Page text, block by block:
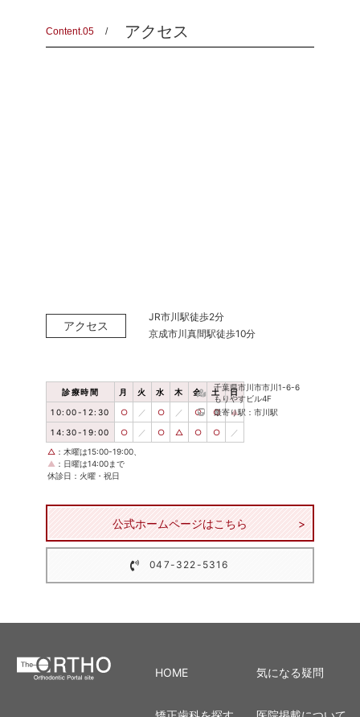
Content.05 アクセス
アクセス
JR市川駅徒歩2分
京成市川真間駅徒歩10分
診療時間 月 火 水 木 金 土 日
10:00-12:30 ○ ／ ○ ／ ○ ○ ▲
14:30-19:00 ○ ／ ○ △ ○ ○ ／
△ ：木曜は15:00-19:00、
▲ ：日曜は14:00まで
休診日：火曜・祝日
千葉県市川市市川1-6-6
もりやすビル4F
最寄り駅：市川駅
公式ホームページはこちら
047-322-5316
HOME 気になる疑問